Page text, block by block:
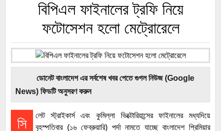
বিপিএল ফাইনালের ট্রফি নিয়ে
ফটোসেশন হলো মেট্রোরেলে
ডোনেট বাংলাদেশ এর সর্বশেষ খবর পেতে গুগল নিউজ (Google
News) ফিডটি অনুসরণ করুন
সি
লেট স্ট্রাইকার্স এবং কুমিল্লা ভিক্টোরিয়ান্সের ফাইনালের মধ্যদিয়ে
বৃহস্পতিবার (১৬ ফেব্রুয়ারি) পর্দা নামতে যাচ্ছে বাংলাদেশ প্রিমিয়ার